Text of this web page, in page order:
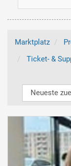
Marktplatz
Ticket- &